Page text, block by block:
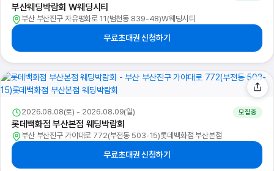
부산웨딩박람회 W웨딩시티
부산 부산진구 자유평화로 11(범천동 839-48)W웨딩시티
무료초대권 신청하기
2026.08.08(토) - 2026.08.09(일) 모집중
롯데백화점 부산본점 웨딩박람회
부산 부산진구 가야대로 772(부전동 503-15)롯데백화점 부산본점
무료초대권 신청하기